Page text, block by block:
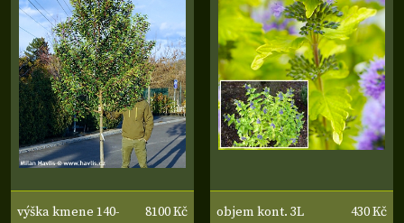
výška kmene 140-
8100 Kč
objem kont. 3L
430 Kč